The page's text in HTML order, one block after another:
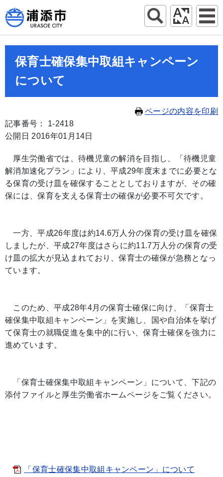
保育士確保集中取組キャンペーン
について
ページの内容を印刷
記事番号： 1-2418
公開日 2016年01月14日
厚生労働省では、待機児童の解消を目指し、「待機児童
解消加速化プラン」により、平成29年度末までに必要とな
る保育の受け皿を確保することとしておりますが、その確
保には、保育を支える保育士の確保が必要不可欠です。
一方、平成26年度は約14.6万人分の保育の受け皿を確保
しましたが、平成27年度はさらに約11.7万人分の保育の受
け皿の拡大が見込まれており、保育士の確保が急務となっ
ています。
このため、平成28年4月の保育士確保に向け、「保育士
確保集中取組キャンペーン」を実施し、国や自治体を挙げ
て保育士の就職促進を集中的に行い、保育士確保を強力に
進めています。
「保育士確保集中取組キャンペーン」について、下記の
添付ファイルと厚生労働省ホームページをご覧ください。
「保育士確保集中取組キャンペーン」について